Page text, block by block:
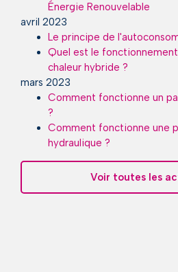
Énergie Renouvelable
avril 2023
Le principe de
Quel est le
chaleur hybride ?
mars 2023
Comment fonctionne un
?
Comment fonctionne une
hydraulique ?
Voir toutes les